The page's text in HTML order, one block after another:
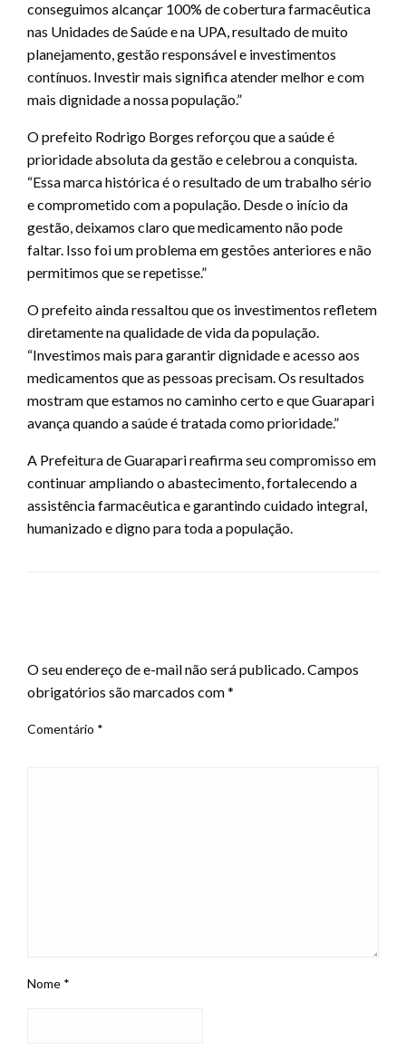
conseguimos alcançar 100% de cobertura farmacêutica
nas Unidades de Saúde e na UPA, resultado de muito
planejamento, gestão responsável e investimentos
contínuos. Investir mais significa atender melhor e com
mais dignidade a nossa população.”
O prefeito Rodrigo Borges reforçou que a saúde é
prioridade absoluta da gestão e celebrou a conquista.
“Essa marca histórica é o resultado de um trabalho sério
e comprometido com a população. Desde o início da
gestão, deixamos claro que medicamento não pode
faltar. Isso foi um problema em gestões anteriores e não
permitimos que se repetisse.”
O prefeito ainda ressaltou que os investimentos refletem
diretamente na qualidade de vida da população.
“Investimos mais para garantir dignidade e acesso aos
medicamentos que as pessoas precisam. Os resultados
mostram que estamos no caminho certo e que Guarapari
avança quando a saúde é tratada como prioridade.”
A Prefeitura de Guarapari reafirma seu compromisso em
continuar ampliando o abastecimento, fortalecendo a
assistência farmacêutica e garantindo cuidado integral,
humanizado e digno para toda a população.
O seu endereço de e-mail não será publicado.Campos
obrigatórios são marcados com*
Comentário *
Nome *